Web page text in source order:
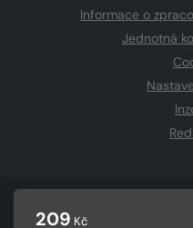
209 Kč
Informace o
Jednotná
CZECH